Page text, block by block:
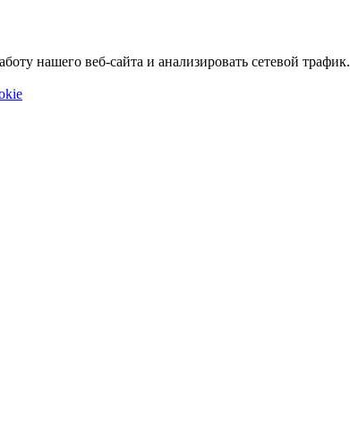
нашего веб-сайта и анализировать сетевой трафик.